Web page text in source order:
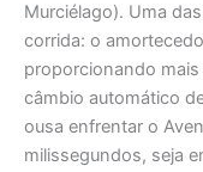
Murciélago). Uma
corrida: o
proporcionando
câmbio automático
ousa enfrentar o
milissegundos, seja